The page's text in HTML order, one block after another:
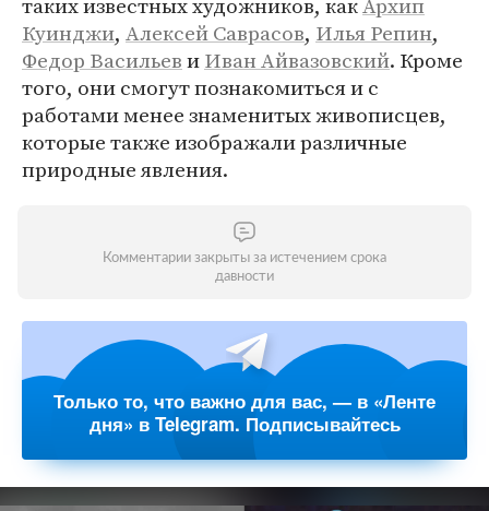
Куинджи, Алексей Саврасов, Илья Репин,
Федор ВасильевиИван Айвазовский. Кроме
того, они смогут познакомиться и с
работами менее знаменитых живописцев,
которые также изображали различные
природные явления.
Комментарии закрыты за истечением срока
давности
Только то, что важно для вас, — в «Ленте
дня» в Telegram. Подписывайтесь